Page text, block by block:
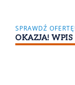
SPRAWDŹ
OKAZJA! WPIS